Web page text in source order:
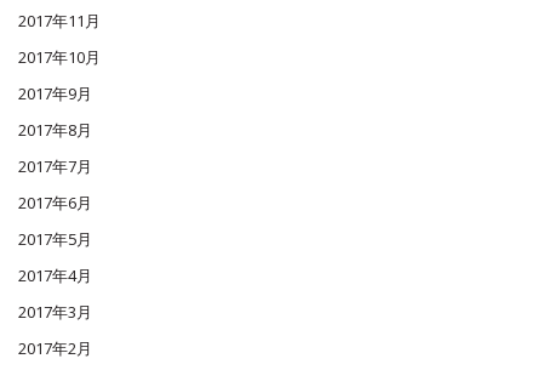
2017年11月
2017年10月
2017年9月
2017年8月
2017年7月
2017年6月
2017年5月
2017年4月
2017年3月
2017年2月